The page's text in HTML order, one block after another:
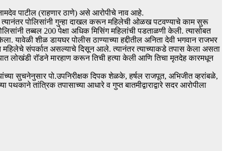
पाटील (राहणार ठाणे) असे आरोपीचे नाव आहे.
त्यानंतर पोलिसांनी गुन्हा दाखल करून महिलेची ओळख पटवण्याचे काम सुरू
तब्बल 200 पेक्षा अधिक मिसिंग महिलांची पडताळणी केली. त्यासोबत
यावेळी शीळ डायघर पोलीस ठाण्याच्या हद्दीतील अनिता देवी भगवान राजभर
महिलेचे संपर्कात असल्याचे दिसून आले. त्यानंतर त्याच्याकडे तपास केला असता
लोखंडी रॉडने मारहाण करून तिची हत्या केली आणि तिचा मृतदेह कारमधून
सुचनेनुसार पो.उपनिरीक्षक दिपक शेळके, हर्षल राजपूत, अभिजीत व्हरांबळे,
तांत्रिक तपासाच्या आधारे व गुप्त बातमीद्वाराद्वारे सदर आरोपीला